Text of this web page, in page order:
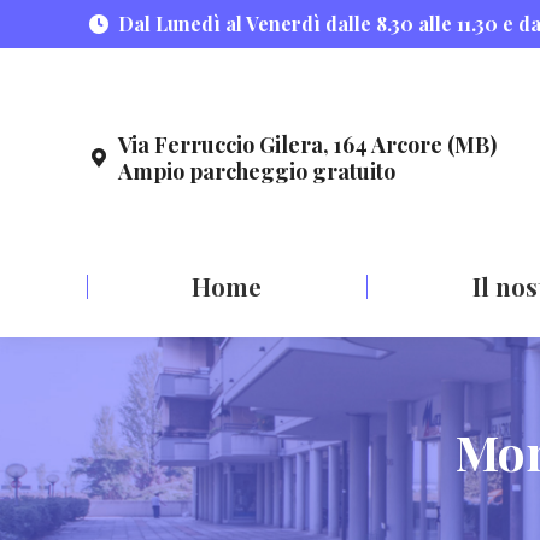
Dal Lunedì al Venerdì dalle 8.30 alle 11.30 e
Via Ferruccio Gilera, 164 Arcore (MB)
Ampio parcheggio gratuito
Home Il